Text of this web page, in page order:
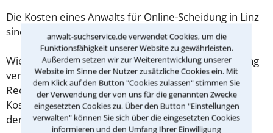
anwalt-suchservice.de verwendet Cookies, um die
Funktionsfähigkeit unserer Website zu gewährleisten.
Außerdem setzen wir zur Weiterentwicklung unserer
Website im Sinne der Nutzer zusätzliche Cookies ein. Mit
dem Klick auf den Button "Cookies zulassen" stimmen Sie
der Verwendung der von uns für die genannten Zwecke
eingesetzten Cookies zu. Über den Button "Einstellungen
verwalten" können Sie sich über die eingesetzten Cookies
informieren und den Umfang Ihrer Einwilligung
Die Kosten eines Anwalts für Online-Scheidung in Linz
sind oft geringer als gedacht!
Wieviel ein Rechtsanwalt in Linz für eine Erstberatung
verlangen darf, ist in §34 des
Rechtsanwaltsvergütungsgesetz (RVG) geregelt. Die
Kosten für das erste Beratungsgespräch betragen
demnach maximal 190,00 € zzgl. MwSt.